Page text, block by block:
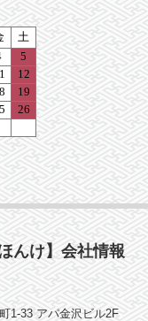
んけ】会社情報
1-33 アパ金沢ビル2F